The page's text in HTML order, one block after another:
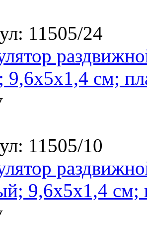
11505/24
9,6х5х1,4 см;
11505/10
9,6х5х1,4 см;